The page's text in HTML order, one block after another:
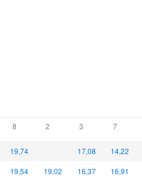
8 2 3 7
19,74 17,08 14,22
19,54 19,02 16,37 16,91